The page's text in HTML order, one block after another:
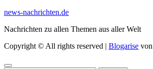
news-nachrichten.de
Nachrichten zu allen Themen aus aller Welt
Copyright © All rights reserved
Blogarise von